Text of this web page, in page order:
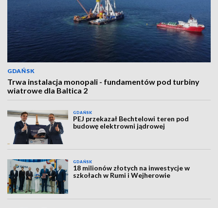
GDAŃSK
Trwa instalacja monopali - fundamentów pod turbiny
wiatrowe dla Baltica 2
GDAŃSK
PEJ przekazał Bechtelowi teren pod
budowę elektrowni jądrowej
GDAŃSK
18 milionów złotych na inwestycje w
szkołach w Rumi i Wejherowie